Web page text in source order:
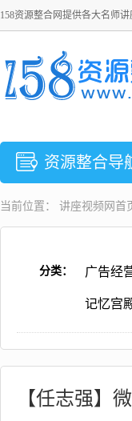
158资源整合网提供各大名师
资源整合导
当前位置： 讲座视频 网首
分类： 广告经
记忆宫
【任志强】